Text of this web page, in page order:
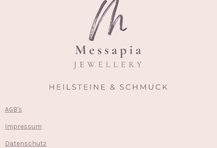
AGB's
Impressum
Datenschutz